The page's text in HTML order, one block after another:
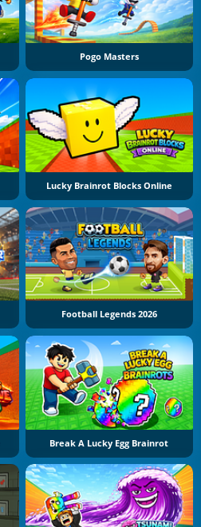
Pogo Masters
Lucky Brainrot Blocks Online
Football Legends 2026
Break A Lucky Egg Brainrot